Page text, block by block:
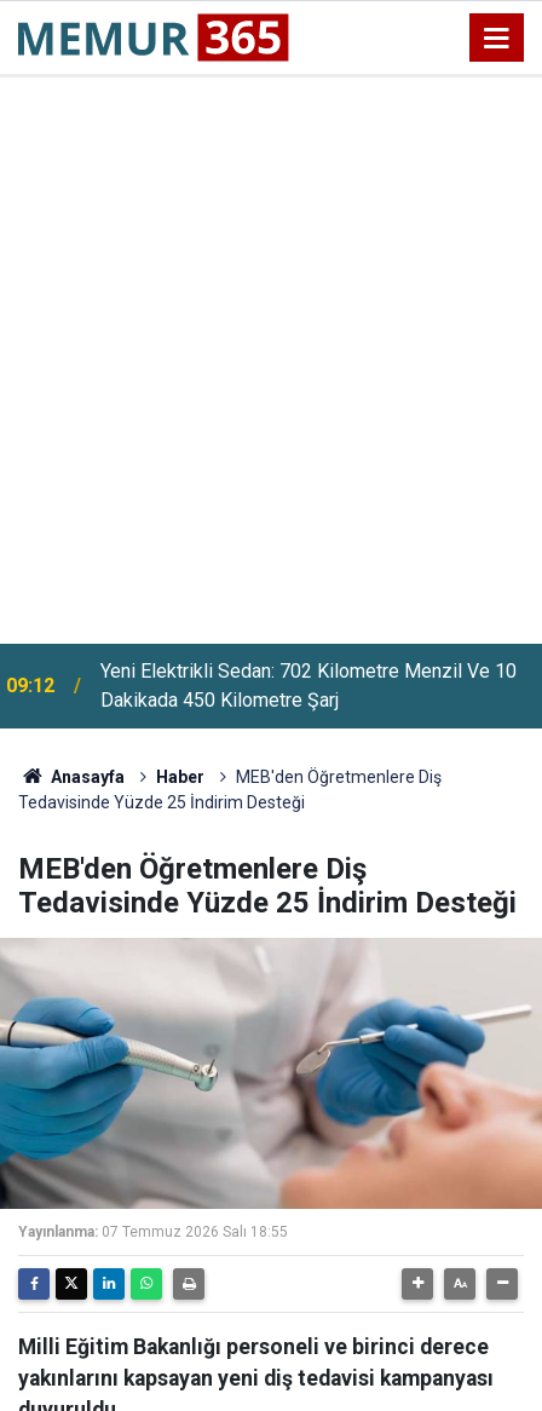
09:12
Yeni Elektrikli Sedan: 702 Kilometre Menzil Ve 10
Dakikada 450 Kilometre Şarj
Anasayfa Haber
MEB'den Öğretmenlere Diş
Tedavisinde Yüzde 25 İndirim Desteği
MEB'den Öğretmenlere Diş
Tedavisinde Yüzde 25 İndirim Desteği
Yayınlanma: 07 Temmuz 2026 Salı 18:55
Milli Eğitim Bakanlığı personeli ve birinci derece
yakınlarını kapsayan yeni diş tedavisi kampanyası